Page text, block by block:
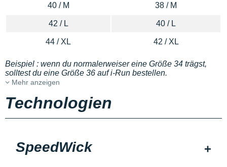
40 / M 38 / M
42 / L 40 / L
44 / XL 42 / XL
Beispiel : wenn du normalerweiser eine Größe 34 trägst,
solltest du eine Größe 36 auf i-Run bestellen.
Mehr anzeigen
Technologien
SpeedWick